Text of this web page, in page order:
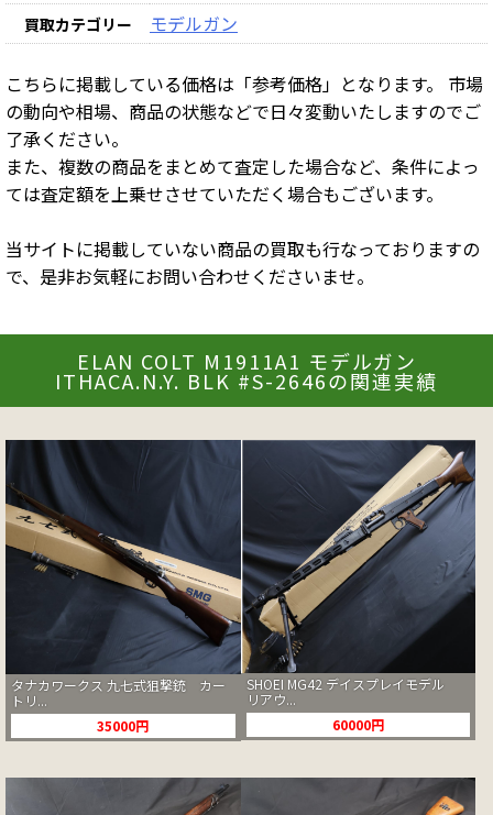
買取カテゴリー モデルガン
こちらに掲載している価格は「参考価格」となります。 市場
の動向や相場、商品の状態などで日々変動いたしますのでご
了承ください。
また、複数の商品をまとめて査定した場合など、条件によっ
ては査定額を上乗せさせていただく場合もございます。
当サイトに掲載していない商品の買取も行なっておりますの
で、是非お気軽にお問い合わせくださいませ。
ELAN COLT M1911A1 モデルガン
ITHACA.N.Y. BLK #S-2646の関連実績
タナカワークス 九七式狙撃銃 カー
トリ...
35000円
SHOEI MG42 デイスプレイモデル
リアウ...
60000円